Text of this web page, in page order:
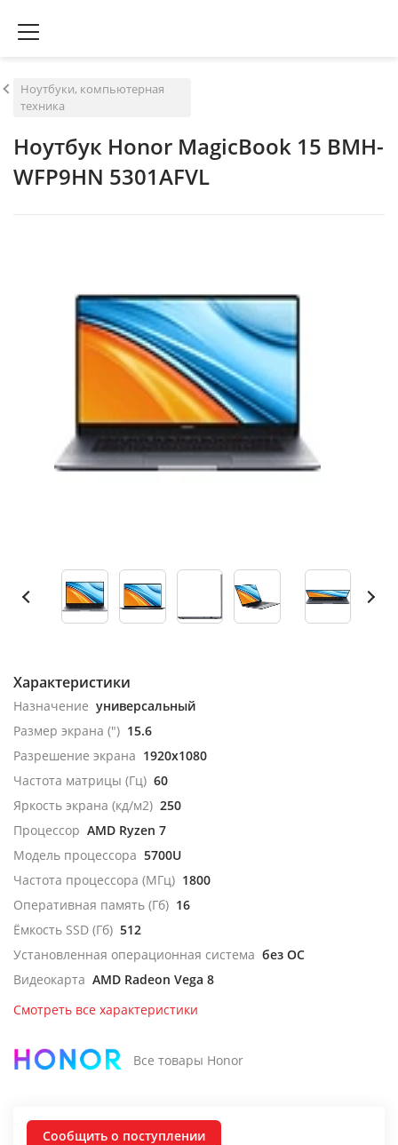
Ноутбуки, компьютерная
техника
Ноутбук Honor MagicBook 15 BMH-
WFP9HN 5301AFVL
Характеристики
Назначение универсальный
Размер экрана (") 15.6
Разрешение экрана 1920x1080
Частота матрицы (Гц) 60
Яркость экрана (кд/м2) 250
Процессор AMD Ryzen 7
Модель процессора 5700U
Частота процессора (МГц) 1800
Оперативная память (Гб) 16
Ёмкость SSD (Гб) 512
Установленная операционная система без ОС
Видеокарта AMD Radeon Vega 8
Смотреть все характеристики
Все товары Honor
Сообщить о поступлении